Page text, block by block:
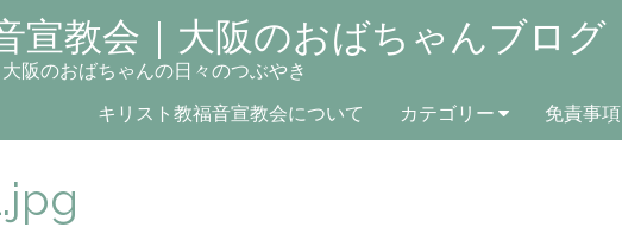
宣教会｜大阪のおばちゃんブログ
阪のおばちゃんの日々のつぶやき
キリスト教福音宣教会について カテゴリー 免責事項